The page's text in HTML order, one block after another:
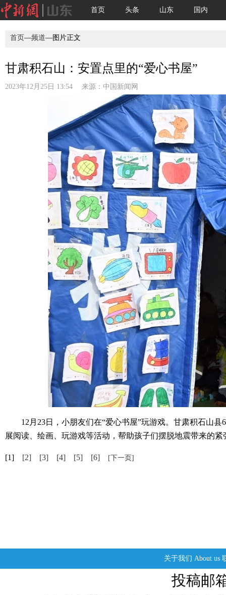
首页 头条 山东 国内
首页—频道—图片正文
甘肃积石山：安置点里的“爱心书屋”
2023年12月25日 13:54 来源： 中国新闻网
12月23日，小朋友们在“爱心书屋”玩游戏。甘肃积石山县
展阅读、绘画、玩游戏等活动，帮助孩子们摆脱地震带来的
[1] [2] [3] [4] [5] [6] [下一页]
关于我们 About us
投稿邮